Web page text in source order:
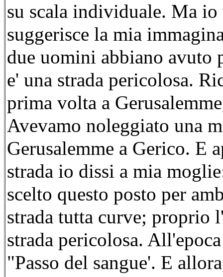
su scala individuale. Ma
suggerisce la mia
due uomini abbiano avuto
e' una strada pericolosa.
prima volta a
Avevamo noleggiato una
Gerusalemme a Gerico. E
strada io dissi a mia
scelto questo posto per
strada tutta curve; proprio
strada pericolosa.
"Passo del sangue'. E